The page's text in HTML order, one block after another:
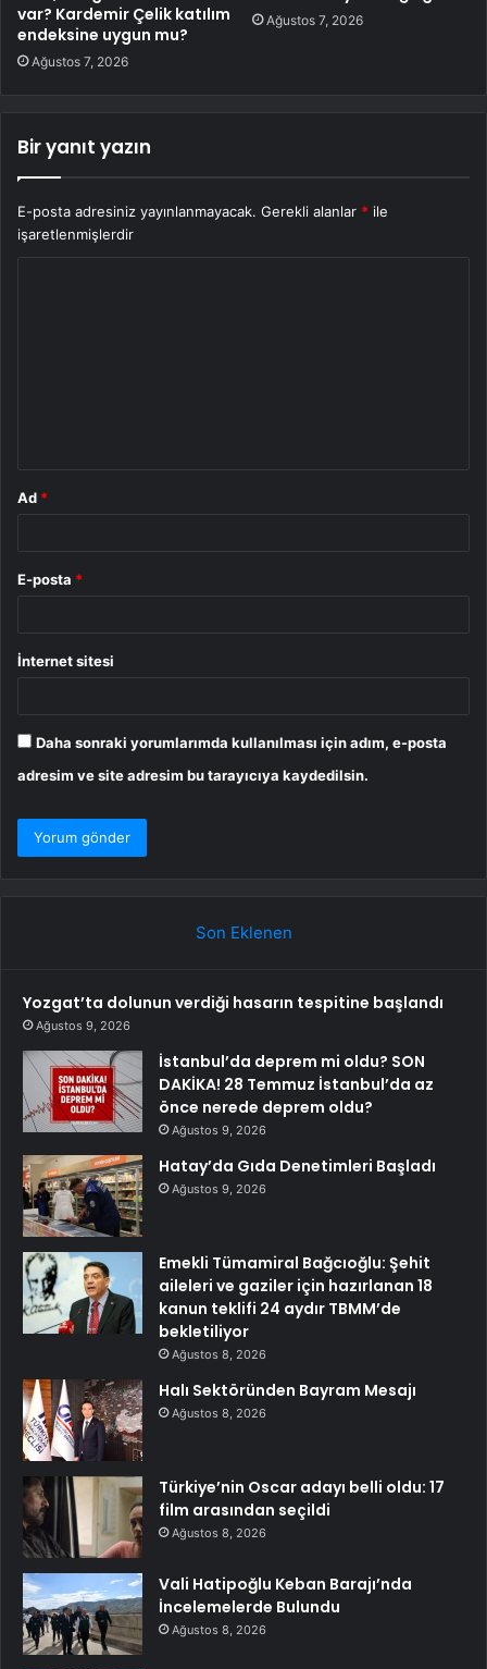
var? Kardemir Çelik katılım
endeksine uygun mu?
Ağustos 7, 2026
Ağustos 7, 2026
Bir yanıt yazın
E-posta adresiniz yayınlanmayacak. Gerekli alanlar * ile
işaretlenmişlerdir
Ad *
E-posta *
İnternet sitesi
Daha sonraki yorumlarımda kullanılması için adım, e-posta
adresim ve site adresim bu tarayıcıya kaydedilsin.
Son Eklenen
Yozgat’ta dolunun verdiği hasarın tespitine başlandı
Ağustos 9, 2026
İstanbul’da deprem mi oldu? SON
DAKİKA! 28 Temmuz İstanbul’da az
önce nerede deprem oldu?
Ağustos 9, 2026
Hatay’da Gıda Denetimleri Başladı
Ağustos 9, 2026
Emekli Tümamiral Bağcıoğlu: Şehit
aileleri ve gaziler için hazırlanan 18
kanun teklifi 24 aydır TBMM’de
bekletiliyor
Ağustos 8, 2026
Halı Sektöründen Bayram Mesajı
Ağustos 8, 2026
Türkiye’nin Oscar adayı belli oldu: 17
film arasından seçildi
Ağustos 8, 2026
Vali Hatipoğlu Keban Barajı’nda
İncelemelerde Bulundu
Ağustos 8, 2026